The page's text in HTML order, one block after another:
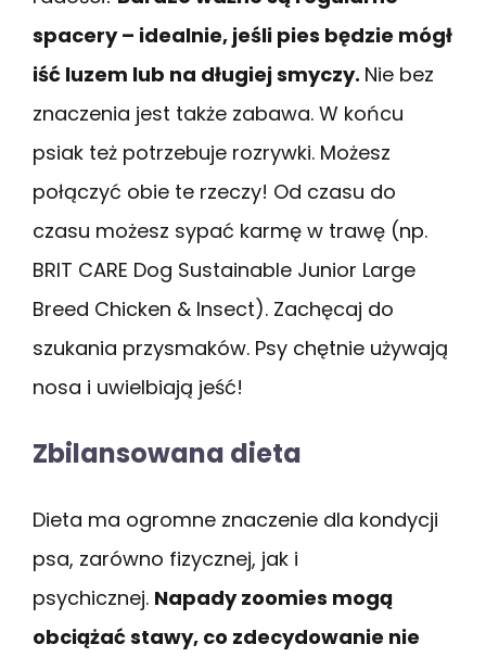
spacery – idealnie, jeśli pies będzie mógł
iść luzem lub na długiej smyczy. Nie bez
znaczenia jest także zabawa. W końcu
psiak też potrzebuje rozrywki. Możesz
połączyć obie te rzeczy! Od czasu do
czasu możesz sypać karmę w trawę (np.
BRIT CARE Dog Sustainable Junior Large
Breed Chicken & Insect). Zachęcaj do
szukania przysmaków. Psy chętnie używają
nosa i uwielbiają jeść!
Zbilansowana dieta
Dieta ma ogromne znaczenie dla kondycji
psa, zarówno fizycznej, jak i
psychicznej. Napady zoomies mogą
obciążać stawy, co zdecydowanie nie